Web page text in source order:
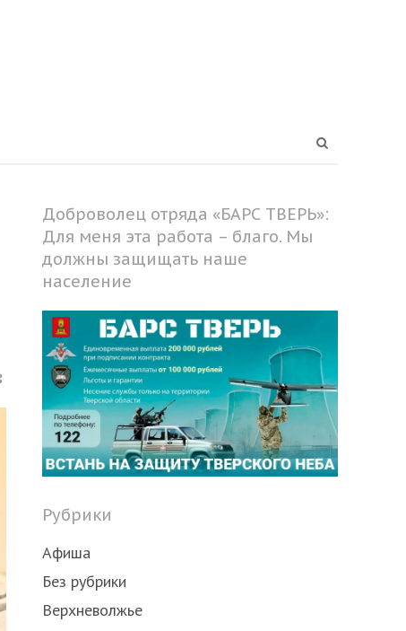
Share
post
Доброволец отряда «БАРС ТВЕРЬ»:
Для меня эта работа – благо. Мы
должны защищать наше
население
Рубрики
Афиша
Без рубрики
Верхневолжье